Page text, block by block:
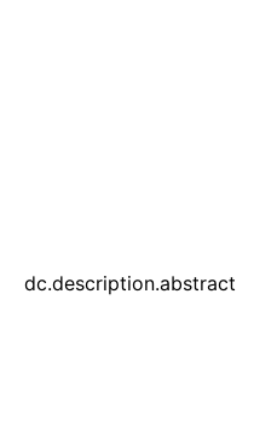
dc.description.abstract